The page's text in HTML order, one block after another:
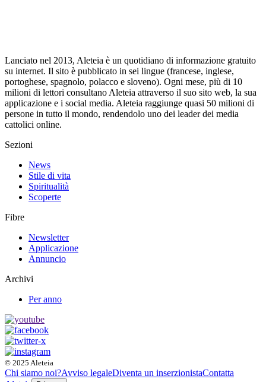
Lanciato nel 2013, Aleteia è un quotidiano di informazione gratuito
su internet. Il sito è pubblicato in sei lingue (francese, inglese,
portoghese, spagnolo, polacco e sloveno). Ogni mese, più di 10
milioni di lettori consultano Aleteia attraverso il suo sito web, la sua
applicazione e i social media. Aleteia raggiunge quasi 50 milioni di
persone in tutto il mondo, rendendolo uno dei leader dei media
cattolici online.
Sezioni
News
Stile di vita
Spiritualità
Scoperte
Fibre
Newsletter
Applicazione
Annuncio
Archivi
Per anno
© 2025 Aleteia
Chi siamo noi?Avviso legaleDiventa un inserzionistaContatta